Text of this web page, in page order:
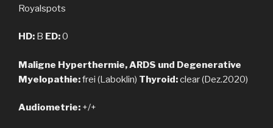
Royalspots
HD: B ED:0
Maligne Hyperthermie, ARDS und Degenerative
Myelopathie:frei (Laboklin) Thyroid:clear (Dez.2020)
Audiometrie: +/+